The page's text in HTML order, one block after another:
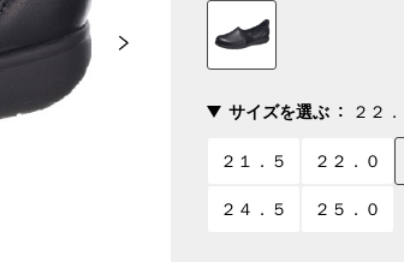
サイズを選ぶ ２２
２１．５ ２２．０
２４．５ ２５．０